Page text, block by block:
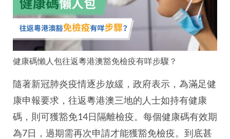
健康碼懶人包往返粵港澳豁免檢疫有咩步驟？
隨著新冠肺炎疫情逐步放緩，政府表示，為滿足健
康申報要求，往返粵港澳三地的人士如持有健康
碼，則可獲豁免14日隔離檢疫。每個健康碼有效期
為7日，過期需再次申請才能獲豁免檢疫。到底甚